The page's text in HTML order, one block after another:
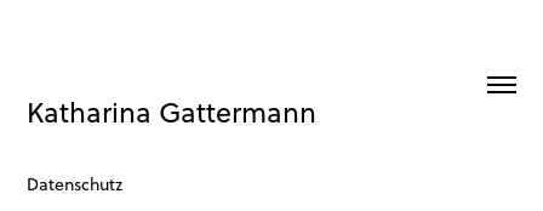
Katharina Gattermann
Datenschutz